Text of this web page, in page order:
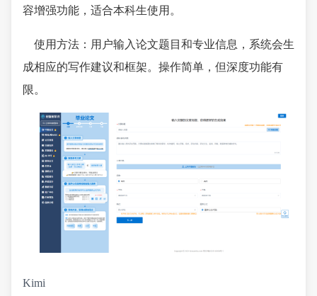
容增强功能，适合本科生使用。
使用方法：用户输入论文题目和专业信息，系统会生
成相应的写作建议和框架。操作简单，但深度功能有
限。
Kimi